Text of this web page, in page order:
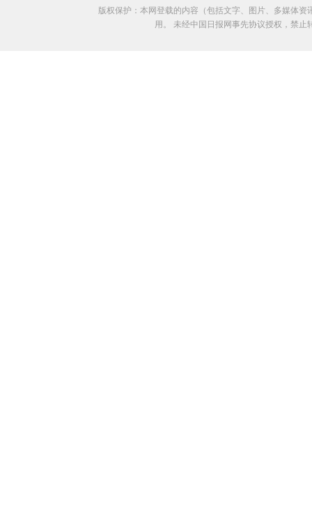
版权保护：本网登载的内容（包括文字、图片、多媒体
用。 未经中国日报网事先协议授权，禁